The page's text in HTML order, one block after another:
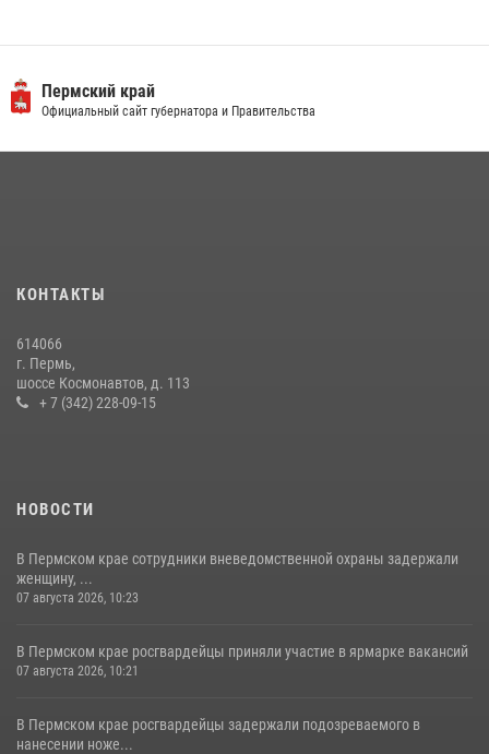
ветеринарно-санитарной службы с годовщиной образования
13 июля 2026, 10:43
30 июля 2026, 05:19
17 июля 2026, 10:34
Пермский край
Официальный сайт губернатора и Правительства
КОНТАКТЫ
614066
г. Пермь,
шоссе Космонавтов, д. 113
+ 7 (342) 228-09-15
НОВОСТИ
В Пермском крае сотрудники вневедомственной охраны задержали
женщину, ...
07 августа 2026, 10:23
В Пермском крае росгвардейцы приняли участие в ярмарке вакансий
07 августа 2026, 10:21
В Пермском крае росгвардейцы задержали подозреваемого в
нанесении ноже...